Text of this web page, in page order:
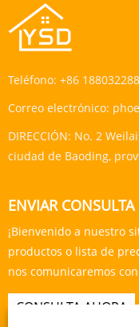
Teléfono: +86
Correo electrónico:
DIRECCIÓN: No. 2
ciudad de Baoding,
ENVIAR CONSULTA
¡Bienvenido a nuestro
productos o lista de
nos comunicaremos
CONSULTA AHORA